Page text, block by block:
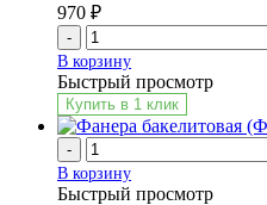
970 ₽
-
В корзину
Быстрый просмотр
Купить в 1 клик
-
В корзину
Быстрый просмотр